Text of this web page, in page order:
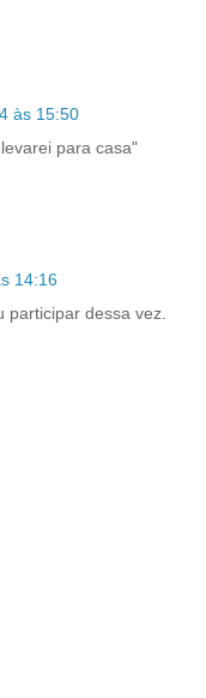
às 15:50
para casa"
14:16
participar dessa vez.